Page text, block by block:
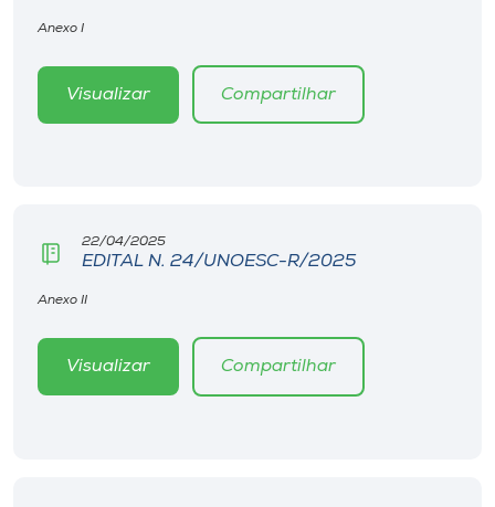
Anexo I
Visualizar Compartilhar
22/04/2025
EDITAL N. 24/UNOESC-R/2025
Anexo II
Visualizar Compartilhar